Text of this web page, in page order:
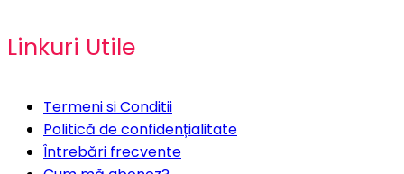
Linkuri Utile
Termeni si Conditii
Politică de confidențialitate
Întrebări frecvente